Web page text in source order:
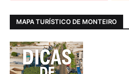
MAPA TURÍSTICO DE MONTEIRO